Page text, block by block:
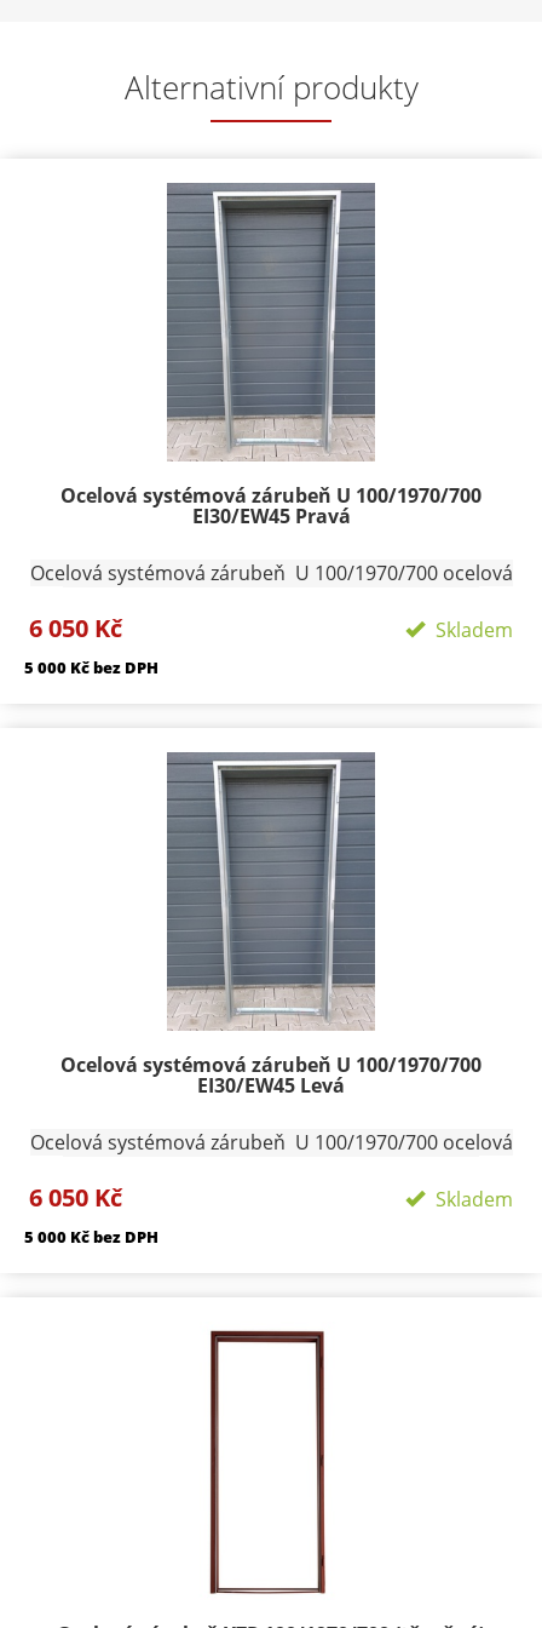
Alternativní produkty
Ocelová systémová zárubeň U 100/1970/700
EI30/EW45 Pravá
Ocelová systémová zárubeň U 100/1970/700 ocelová
Hranatá vyrobena z plechu tloušťky 1,25 mm
osazena panty Trio 15 pro jednokřídlé dveře
nebo zavařit na připravené svlaky a zalít betonem.
Profil zárubně - 100 mm Šířka zárubně 700 mm
Termín dodání skladem Přepravní rozměry:
120/2100/800 Přepravu zárubní nutno individuálně
domluvit.
6 050 Kč Skladem
5 000 Kč bez DPH
Ocelová systémová zárubeň U 100/1970/700
EI30/EW45 Levá
Ocelová systémová zárubeň U 100/1970/700 ocelová
Hranatá vyrobena z plechu tloušťky 1,25 mm
osazena panty Trio 15 pro jednokřídlé dveře
nebo zavařit na připravené svlaky a zalít betonem.
Profil zárubně - 100 mm Šířka zárubně 700 mm
Termín dodání skladem Přepravní rozměry:
120/2100/800 Přepravu zárubní nutno individuálně
6 050 Kč Skladem
5 000 Kč bez DPH